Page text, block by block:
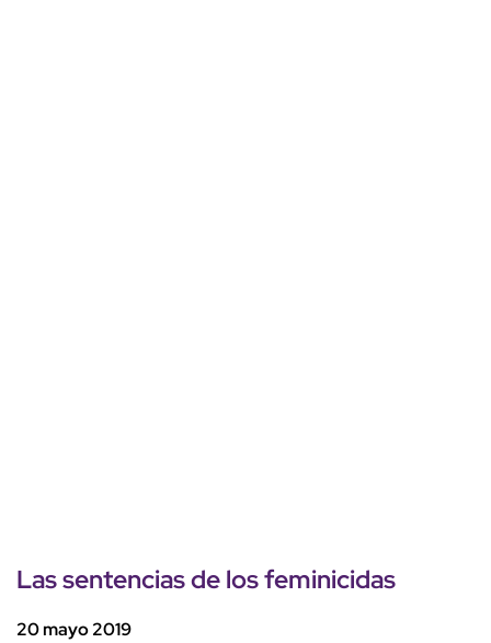
Las sentencias de los feminicidas
20 mayo 2019